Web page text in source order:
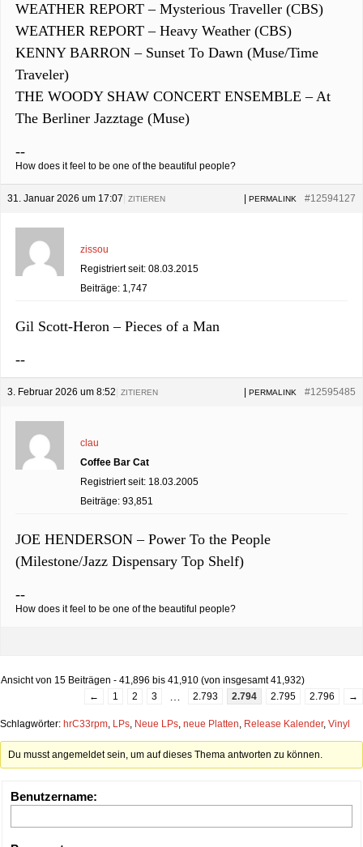
WEATHER REPORT – Mysterious Traveller (CBS)
WEATHER REPORT – Heavy Weather (CBS)
KENNY BARRON – Sunset To Dawn (Muse/Time
Traveler)
THE WOODY SHAW CONCERT ENSEMBLE – At
The Berliner Jazztage (Muse)
--
How does it feel to be one of the beautiful people?
31. Januar 2026 um 17:07 #12594127
PERMALINK
ZITIEREN
zissou
Registriert seit: 08.03.2015
Beiträge: 1,747
Gil Scott-Heron – Pieces of a Man
--
3. Februar 2026 um 8:52 #12595485
PERMALINK
ZITIEREN
clau
Coffee Bar Cat
Registriert seit: 18.03.2005
Beiträge: 93,851
JOE HENDERSON – Power To the People
(Milestone/Jazz Dispensary Top Shelf)
--
How does it feel to be one of the beautiful people?
Ansicht von 15 Beiträgen - 41,896 bis 41,910 (von insgesamt 41,932)
←
1 2 3 2.793 2.794 2.795 2.796 →
Schlagwörter: hrC33rpm, LPs, Neue LPs, neue Platten, Release Kalender, Vinyl
Du musst angemeldet sein, um auf dieses Thema antworten zu können.
Benutzername: